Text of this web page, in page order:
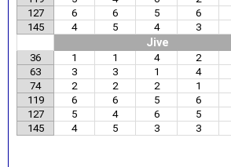
127
6 6 5 6
145
4 5 4 3
Jive
36 1 1 4 2
63
3 3 1 4
74
2 2 2 1
119
6 6 5 6
127
5 4 6 5
145
4 5 3 3